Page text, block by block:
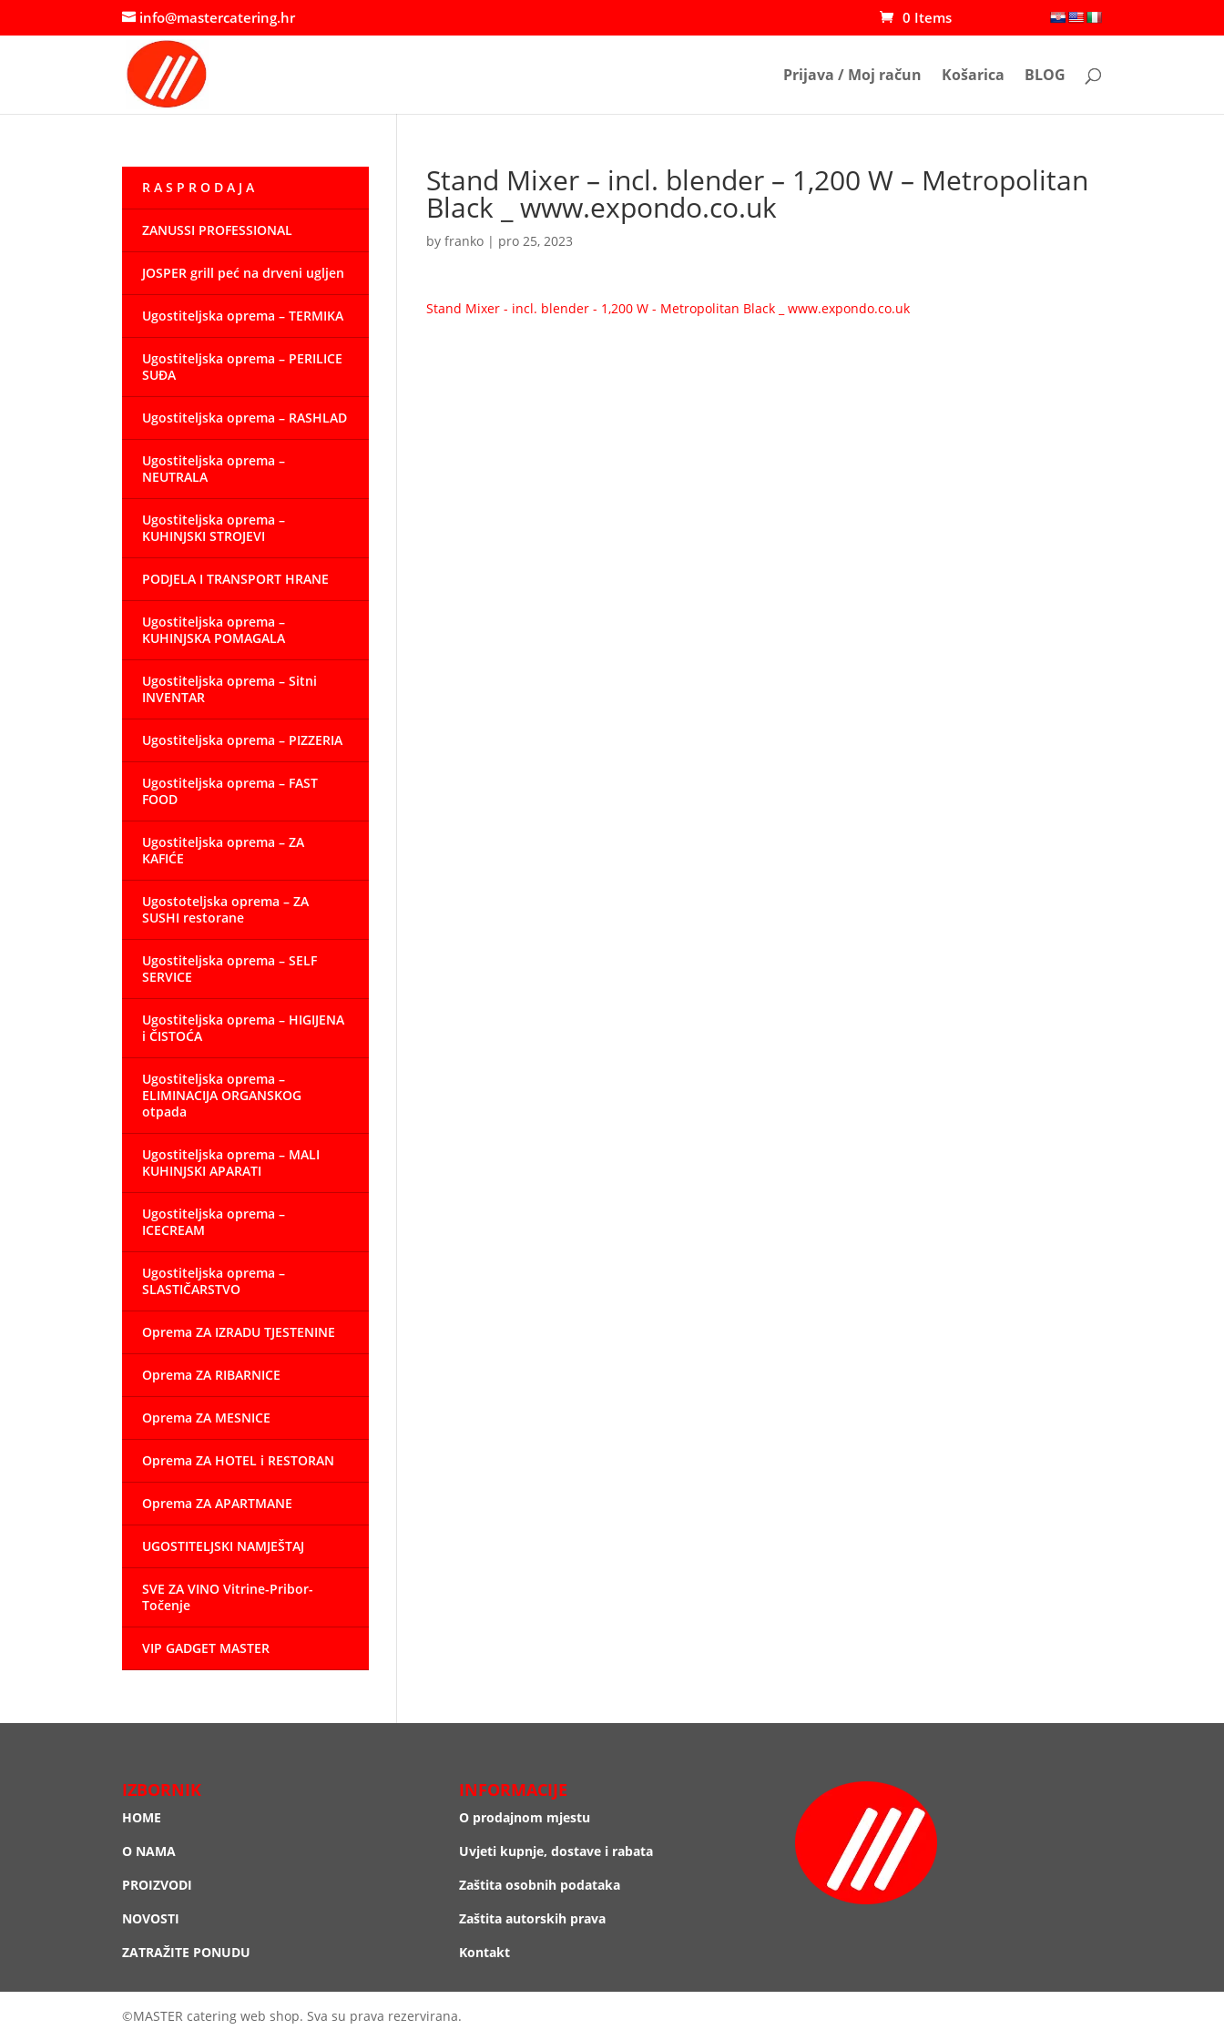
info@mastercatering.hr 0 Items
Prijava / Moj račun Košarica BLOG
Stand Mixer – incl. blender – 1,200 W – Metropolitan
Black _ www.expondo.co.uk
by franko| pro 25, 2023
Stand Mixer - incl. blender - 1,200 W - Metropolitan Black _ www.expondo.co.uk
R A S P R O D A J A
ZANUSSI PROFESSIONAL
JOSPER grill peć na drveni ugljen
Ugostiteljska oprema – TERMIKA
Ugostiteljska oprema – PERILICE
SUĐA
Ugostiteljska oprema – RASHLAD
Ugostiteljska oprema –
NEUTRALA
Ugostiteljska oprema –
KUHINJSKI STROJEVI
PODJELA I TRANSPORT HRANE
Ugostiteljska oprema –
KUHINJSKA POMAGALA
Ugostiteljska oprema – Sitni
INVENTAR
Ugostiteljska oprema – PIZZERIA
Ugostiteljska oprema – FAST
FOOD
Ugostiteljska oprema – ZA
KAFIĆE
Ugostoteljska oprema – ZA
SUSHI restorane
Ugostiteljska oprema – SELF
SERVICE
Ugostiteljska oprema – HIGIJENA
i ČISTOĆA
Ugostiteljska oprema –
ELIMINACIJA ORGANSKOG
otpada
Ugostiteljska oprema – MALI
KUHINJSKI APARATI
Ugostiteljska oprema –
ICECREAM
Ugostiteljska oprema –
SLASTIČARSTVO
Oprema ZA IZRADU TJESTENINE
Oprema ZA RIBARNICE
Oprema ZA MESNICE
Oprema ZA HOTEL i RESTORAN
Oprema ZA APARTMANE
UGOSTITELJSKI NAMJEŠTAJ
SVE ZA VINO Vitrine-Pribor-
Točenje
VIP GADGET MASTER
IZBORNIK
HOME
O NAMA
PROIZVODI
NOVOSTI
ZATRAŽITE PONUDU
INFORMACIJE
O prodajnom mjestu
Uvjeti kupnje, dostave i rabata
Zaštita osobnih podataka
Zaštita autorskih prava
Kontakt
©MASTER catering web shop. Sva su prava rezervirana.